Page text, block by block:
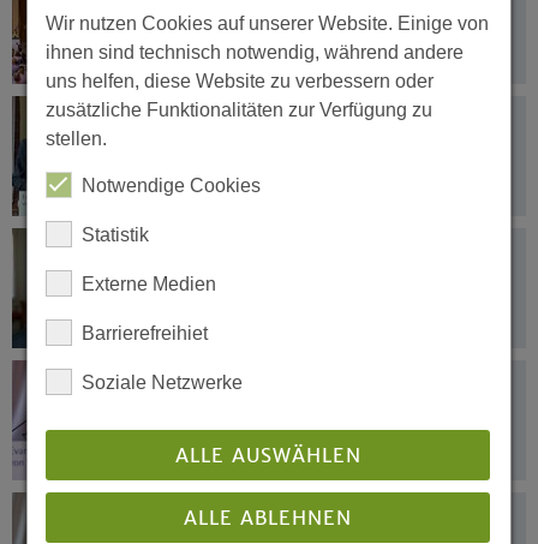
Klimaschutz, Flüchtlingshilfe und
Personalentwicklung
23.05.2023
Augenmerk für das Ehrenamt
22.05.2023
22.05.2023
Wir nutzen Cookies auf unserer Website. Einige von
ihnen sind technisch notwendig, während andere
uns helfen, diese Website zu verbessern oder
zusätzliche Funktionalitäten zur Verfügung zu
stellen.
Notwendige Cookies
Statistik
Externe Medien
Barrierefreihiet
Soziale Netzwerke
ALLE AUSWÄHLEN
ALLE ABLEHNEN